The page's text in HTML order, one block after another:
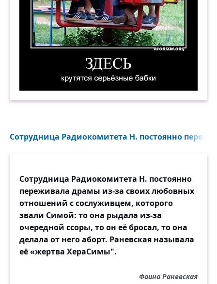
Сотрудница Радиокомитета Н. постоянно
Сотрудница Радиокомитета Н. постоянно
переживала драмы из-за своих любовных
отношений с сослуживцем, которого
звали Симой: то она рыдала из-за
очередной ссоры, то он её бросал, то она
делала от него аборт. Раневская называла
её «жертва ХераСимы".
Фаина Раневская